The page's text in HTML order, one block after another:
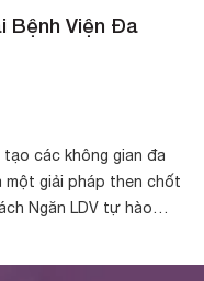
Bệnh Viện Đa
các không gian đa
một giải pháp then chốt
Ngăn LDV tự hào